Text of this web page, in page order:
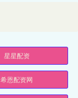
星星配资
希恩配资网